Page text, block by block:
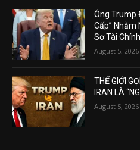
Ông Trump
Cấp” Nhằm
Sơ Tài
August 5, 2026
THẾ GIỚI
IRAN LÀ
August 5, 2026